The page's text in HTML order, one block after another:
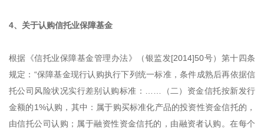
4、关于认购信托业保障基金
根据《信托业保障基金管理办法》（银监发[2014]50号）第十四条
规定：“保障基金现行认购执行下列统一标准，条件成熟后再依据信
托公司风险状况实行差别认购标准：……（二）资金信托按新发行
金额的1%认购，其中：属于购买标准化产品的投资性资金信托的，
由信托公司认购；属于融资性资金信托的，由融资者认购。在每个